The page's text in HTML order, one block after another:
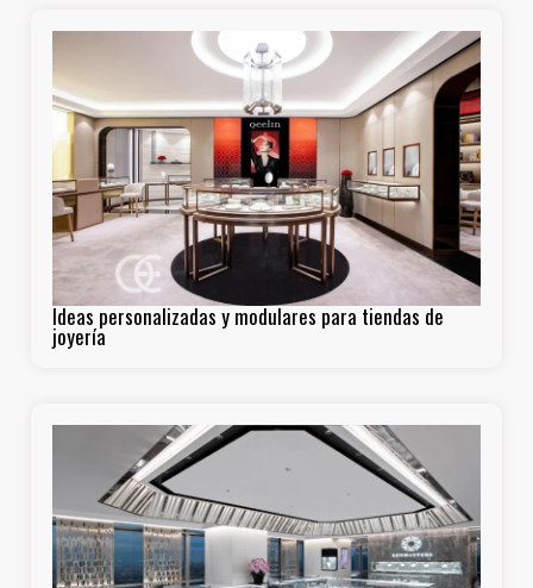
Ideas personalizadas y modulares para tiendas de
joyería